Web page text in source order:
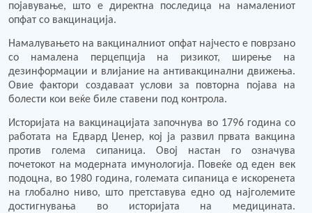
појавување, што е директна последица на намалениот
опфат со вакцинација.
Намалувањето на вакциналниот опфат најчесто е поврзано
со намалена перцепција на ризикот, ширење на
дезинформации и влијание на антивакцинални движења.
Овие фактори создаваат услови за повторна појава на
болести кои веќе биле ставени под контрола.
Историјата на вакцинацијата започнува во 1796 година со
работата на Едвард Џенер, кој ја развил првата вакцина
против голема сипаница. Овој настан го означува
почетокот на модерната имунологија. Повеќе од еден век
подоцна, во 1980 година, големата сипаница е искоренета
на глобално ниво, што претставува едно од најголемите
достигнувања во историјата на медицината.